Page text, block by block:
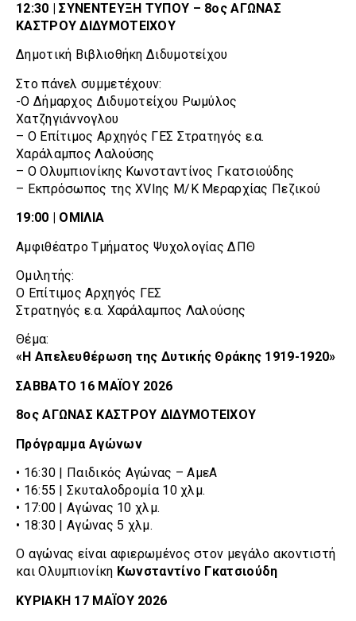
12:30 | ΣΥΝΕΝΤΕΥΞΗ ΤΥΠΟΥ – 8ος ΑΓΩΝΑΣ
ΚΑΣΤΡΟΥ ΔΙΔΥΜΟΤΕΙΧΟΥ
Δημοτική Βιβλιοθήκη Διδυμοτείχου
Στο πάνελ συμμετέχουν:
-Ο Δήμαρχος Διδυμοτείχου Ρωμύλος
Χατζηγιάννογλου
– Ο Επίτιμος Αρχηγός ΓΕΣ Στρατηγός ε.α.
Χαράλαμπος Λαλούσης
– Ο Ολυμπιονίκης Κωνσταντίνος Γκατσιούδης
– Εκπρόσωπος της XVIης Μ/Κ Μεραρχίας Πεζικού
19:00 | ΟΜΙΛΙΑ
Αμφιθέατρο Τμήματος Ψυχολογίας ΔΠΘ
Ομιλητής:
Ο Επίτιμος Αρχηγός ΓΕΣ
Στρατηγός ε.α. Χαράλαμπος Λαλούσης
Θέμα:
«Η Απελευθέρωση της Δυτικής Θράκης 1919-1920»
ΣΑΒΒΑΤΟ 16 ΜΑΪΟΥ 2026
8ος ΑΓΩΝΑΣ ΚΑΣΤΡΟΥ ΔΙΔΥΜΟΤΕΙΧΟΥ
Πρόγραμμα Αγώνων
• 16:30 | Παιδικός Αγώνας – ΑμεΑ
• 16:55 | Σκυταλοδρομία 10 χλμ.
• 17:00 | Αγώνας 10 χλμ.
• 18:30 | Αγώνας 5 χλμ.
Ο αγώνας είναι αφιερωμένος στον μεγάλο ακοντιστή
και Ολυμπιονίκη Κωνσταντίνο Γκατσιούδη
ΚΥΡΙΑΚΗ 17 ΜΑΪΟΥ 2026